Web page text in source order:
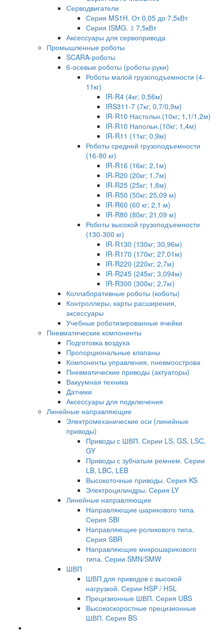
Серводвигатели
Серия MS1H. От 0,05 до 7,5кВт
Серия ISMG. ≥ 7,5кВт
Аксессуары для сервопривода
Промышленные роботы
SCARA-роботы
6-осевые роботы (роботы-руки)
Роботы малой грузоподъемности (4-
11кг)
IR-R4 (4кг; 0,56м)
IRS311-7 (7кг; 0,7/0,9м)
IR-R10 Настольн.(10кг; 1,1/1,2м)
IR-R10 Напольн.(10кг; 1,4м)
IR-R11 (11кг; 0,9м)
Роботы средней грузоподъемности
(16-80 кг)
IR-R16 (16кг; 2,1м)
IR-R20 (20кг; 1,7м)
IR-R25 (25кг; 1,8м)
IR-R50 (50кг; 25,09 м)
IR-R60 (60 кг; 2,1 м)
IR-R80 (80кг; 21,09 м)
Роботы высокой грузоподъемности
(130-300 кг)
IR-R130 (130кг; 30,96м)
IR-R170 (170кг; 27,01м)
IR-R220 (220кг; 2,7м)
IR-R245 (245кг; 3,094м)
IR-R300 (300кг; 2,7кг)
Коллаборативные роботы (коботы)
Контроллеры, карты расширения,
аксессуары
Учебные роботизированные ячейки
Пневматические компоненты
Подготовка воздуха
Пропорциональные клапаны
Компоненты управления, пневмоострова
Пневматические приводы (актуаторы)
Вакуумная техника
Датчики
Аксессуары для подключения
Линейные направляющие
Электромеханические оси (линейные
приводы)
Приводы с ШВП. Серии LS, GS, LSC,
GY
Приводы с зубчатым ремнем. Серии
LB, LBC, LEB
Высокоточные приводы. Серия KS
Электроцилиндры. Серия LY
Линейные направляющие
Направляющие шарикового типа.
Серия SBI
Направляющие роликового типа.
Серия SBR
Направляющие микрошарикового
типа. Серии SMN/SMW
ШВП
ШВП для приводов с высокой
нагрузкой. Серии HSP / HSL
Прецизионные ШВП. Серия UBS
Высокоскоростные прецизионные
ШВП. Серия BS